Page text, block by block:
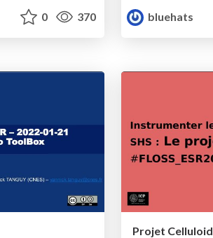
0 370
bluehats
Projet Celluloid